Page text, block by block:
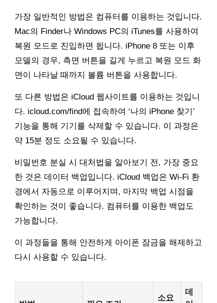
가장 일반적인 방법은 컴퓨터를 이용하는 것입니다.
Mac의 Finder나 Windows PC의 iTunes를 사용하여
복원 모드로 진입하면 됩니다. iPhone 8 또는 이후
모델의 경우, 측면 버튼을 길게 누르고 복원 모드 화
면이 나타날 때까지 볼륨 버튼을 사용합니다.
또 다른 방법은 iCloud 웹사이트를 이용하는 것입니
다. icloud.com/find에 접속하여 ‘나의 iPhone 찾기’
기능을 통해 기기를 삭제할 수 있습니다. 이 과정은
약 15분 정도 소요될 수 있습니다.
비밀번호 분실 시 대처법을 알아보기 전, 가장 중요
한 것은 데이터 백업입니다. iCloud 백업은 Wi-Fi 환
경에서 자동으로 이루어지며, 마지막 백업 시점을
확인하는 것이 좋습니다. 컴퓨터를 이용한 백업도
가능합니다.
이 과정들을 통해 안전하게 아이폰 잠금을 해제하고
다시 사용할 수 있습니다.
소요
데